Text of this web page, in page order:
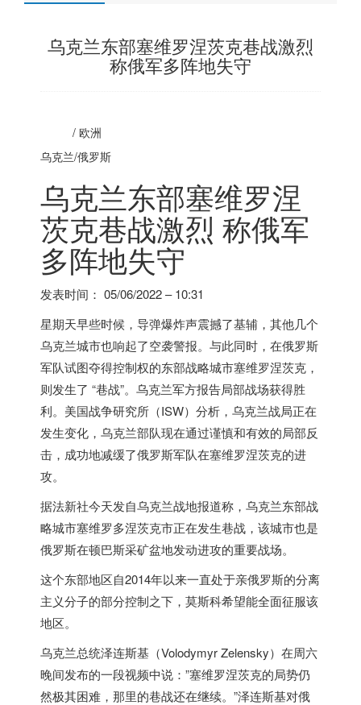
乌克兰东部塞维罗涅茨克巷战激烈
称俄军多阵地失守
/ 欧洲
乌克兰/俄罗斯
乌克兰东部塞维罗涅
茨克巷战激烈 称俄军
多阵地失守
发表时间： 05/06/2022 – 10:31
星期天早些时候，导弹爆炸声震撼了基辅，其他几个
乌克兰城市也响起了空袭警报。与此同时，在俄罗斯
军队试图夺得控制权的东部战略城市塞维罗涅茨克，
则发生了 “巷战”。乌克兰军方报告局部战场获得胜
利。美国战争研究所（ISW）分析，乌克兰战局正在
发生变化，乌克兰部队现在通过谨慎和有效的局部反
击，成功地减缓了俄罗斯军队在塞维罗涅茨克的进
攻。
据法新社今天发自乌克兰战地报道称，乌克兰东部战
略城市塞维罗多涅茨克市正在发生巷战，该城市也是
俄罗斯在顿巴斯采矿盆地发动进攻的重要战场。
这个东部地区自2014年以来一直处于亲俄罗斯的分离
主义分子的部分控制之下，莫斯科希望能全面征服该
地区。
乌克兰总统泽连斯基（Volodymyr Zelensky）在周六
晚间发布的一段视频中说：”塞维罗涅茨克的局势仍
然极其困难，那里的巷战还在继续。”泽连斯基对俄